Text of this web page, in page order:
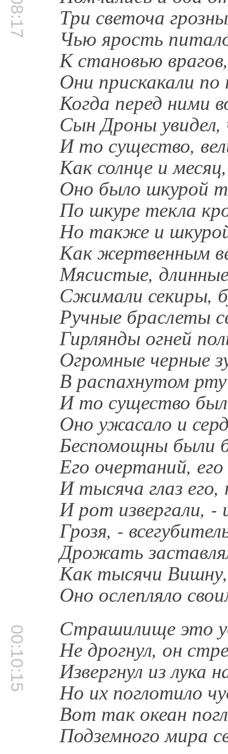
Три светоча
Чью ярость
К становью
Они прискакали
Когда перед ними
Сын Дроны
И то существо,
Как солнце и
Оно было шкурой
По шкуре текла
Но также и
Как жертвенным
Мясистые,
Сжимали секиры,
Ручные браслеты
Гирлянды огней
Огромные черные
В распахнутом
И то существо
Оно ужасало и
Беспомощны были
Его очертаний,
И тысяча глаз
И рот извергали, -
Грозя, -
Дрожать
Как тысячи
Оно ослепляло
00:10:15 Страшилище это
Не дрогнул, он
Извергнул из лука
Но их поглотило
Вот так океан
Подземного мира